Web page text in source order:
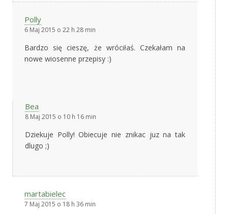
Polly
6 Maj 2015 o 22 h 28 min
Bardzo się cieszę, że wróciłaś. Czekałam na
nowe wiosenne przepisy :)
Bea
8 Maj 2015 o 10 h 16 min
Dziekuje Polly! Obiecuje nie znikac juz na tak
dlugo ;)
martabielec
7 Maj 2015 o 18 h 36 min